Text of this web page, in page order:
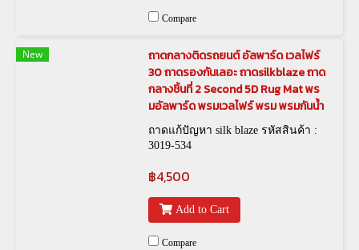
Compare
New
ถาดกลางติดรถยนต์ อัลพาร์ด เวลไฟร์
30 ถาดรองกันเลอะ ถาดsilkblaze ถาด
กลางชิ้นที่ 2 Second 5D Rug Mat พร
มอัลพาร์ด พรมเวลไฟร์ พรม พรมกันน้ำ
ถาดแก้ปัญหา silk blaze รหัสสินค้า :
3019-534
฿4,500
Add to Cart
Compare